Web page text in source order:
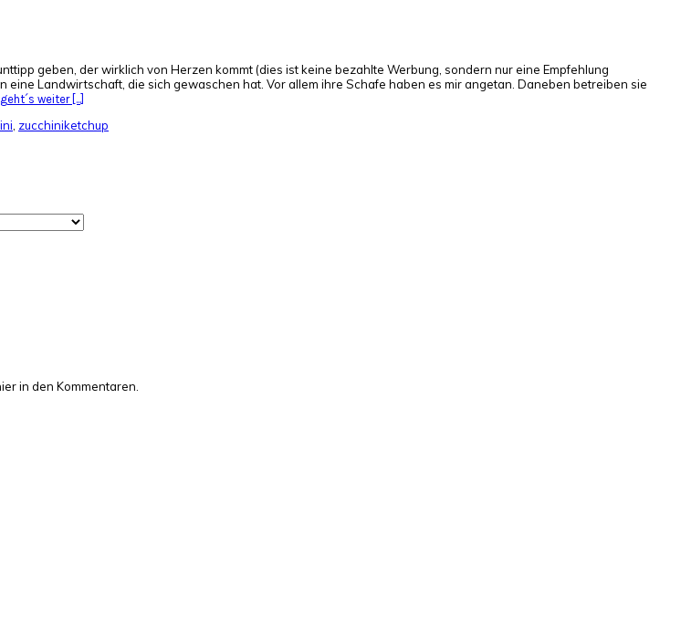
geben, der wirklich von Herzen kommt (dies ist keine bezahlte Werbung, sondern nur eine Empfehlung
eine Landwirtschaft, die sich gewaschen hat. Vor allem ihre Schafe haben es mir angetan. Daneben betreiben sie
weiter [...]
zucchiniketchup
in den Kommentaren.